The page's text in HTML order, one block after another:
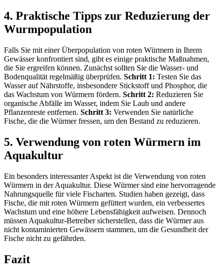
4. Praktische Tipps zur Reduzierung der
Wurmpopulation
Falls Sie mit einer Überpopulation von roten Würmern in Ihrem
Gewässer konfrontiert sind, gibt es einige praktische Maßnahmen,
die Sie ergreifen können. Zunächst sollten Sie die Wasser- und
Bodenqualität regelmäßig überprüfen. Schritt 1: Testen Sie das
Wasser auf Nährstoffe, insbesondere Stickstoff und Phosphor, die
das Wachstum von Würmern fördern. Schritt 2: Reduzieren Sie
organische Abfälle im Wasser, indem Sie Laub und andere
Pflanzenreste entfernen. Schritt 3: Verwenden Sie natürliche
Fische, die die Würmer fressen, um den Bestand zu reduzieren.
5. Verwendung von roten Würmern im
Aquakultur
Ein besonders interessanter Aspekt ist die Verwendung von roten
Würmern in der Aquakultur. Diese Würmer sind eine hervorragende
Nahrungsquelle für viele Fischarten. Studien haben gezeigt, dass
Fische, die mit roten Würmern gefüttert wurden, ein verbessertes
Wachstum und eine höhere Lebensfähigkeit aufweisen. Dennoch
müssen Aquakultur-Betreiber sicherstellen, dass die Würmer aus
nicht kontaminierten Gewässern stammen, um die Gesundheit der
Fische nicht zu gefährden.
Fazit